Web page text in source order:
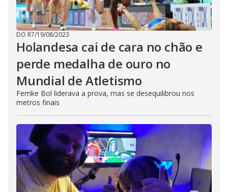
DO R7/19/08/2023
Holandesa cai de cara no chão e
perde medalha de ouro no
Mundial de Atletismo
Femke Bol liderava a prova, mas se desequilibrou nos
metros finais